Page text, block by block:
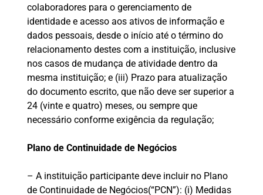
colaboradores para o gerenciamento de
identidade e acesso aos ativos de informação e
dados pessoais, desde o início até o término do
relacionamento destes com a instituição, inclusive
nos casos de mudança de atividade dentro da
mesma instituição; e (iii) Prazo para atualização
do documento escrito, que não deve ser superior a
24 (vinte e quatro) meses, ou sempre que
necessário conforme exigência da regulação;
Plano de Continuidade de Negócios
– A instituição participante deve incluir no Plano
de Continuidade de Negócios(“PCN”): (i) Medidas